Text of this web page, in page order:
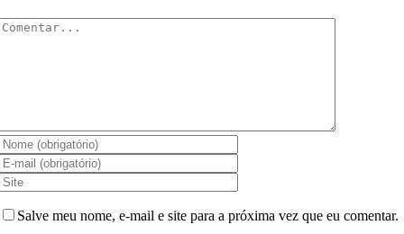
Salve meu nome, e-mail e site para a próxima vez que eu comentar.